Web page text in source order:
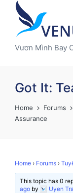
Vươn Mình Bay
Got It:
Home Forums
Assurance
Home › Forums ›
This topic has 0
ago by Uyen